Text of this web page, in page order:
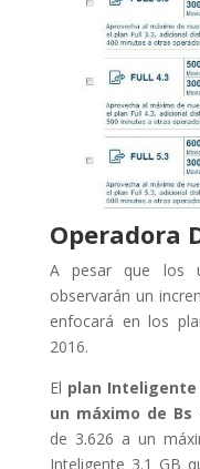
Operadora
A pesar que los
observarán un
enfocará en los
2016.
El plan Inteligente
un máximo de Bs
de 3.626 a un
Inteligente 3.1 GB